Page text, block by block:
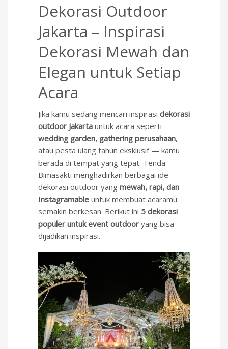
Dekorasi Outdoor
Jakarta – Inspirasi
Dekorasi Mewah dan
Elegan untuk Setiap
Acara
Jika kamu sedang mencari inspirasi dekorasi
outdoor Jakarta untuk acara seperti
wedding garden, gathering perusahaan,
atau pesta ulang tahun eksklusif — kamu
berada di tempat yang tepat. Tenda
Bimasakti menghadirkan berbagai ide
dekorasi outdoor yang mewah, rapi, dan
Instagramable untuk membuat acaramu
semakin berkesan. Berikut ini 5 dekorasi
populer untuk event outdoor yang bisa
dijadikan inspirasi.